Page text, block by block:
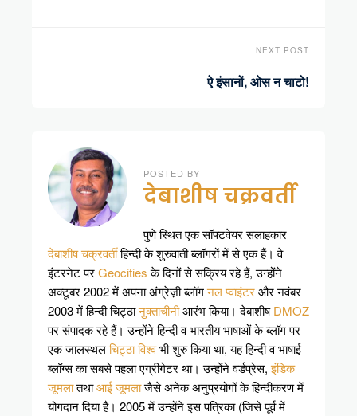
NEXT POST
ऐ इंसानों, ओस न चाटो!
POSTED BY
देबाशीष चक्रवर्ती
पुणे स्थित एक सॉफ्टवेयर सलाहकार
देबाशीष चक्रवर्तीहिन्दी के शुरुवाती ब्लॉगरों में से एक हैं। वे
इंटरनेट परGeocitiesके दिनों से सक्रिय रहे हैं, उन्होंने
अक्टूबर 2002 में अपना अंग्रेज़ी ब्लॉगनल प्वाइंटरऔर नवंबर
2003 में हिन्दी चिट्ठानुक्ताचीनीआरंभ किया। देबाशीषDMOZ
पर संपादक रहे हैं। उन्होंने हिन्दी व भारतीय भाषाओं के ब्लॉग पर
एक जालस्थलचिट्ठा विश्वभी शुरु किया था, यह हिन्दी व भाषाई
ब्लॉग्स का सबसे पहला एग्रीगेटर था। उन्होंने वर्डप्रेस,इंडिक
जूमलातथाआई जूमलाजैसे अनेक अनुप्रयोगों के हिन्दीकरण में
योगदान दिया है। 2005 में उन्होंने इस पत्रिका (जिसे पूर्व में